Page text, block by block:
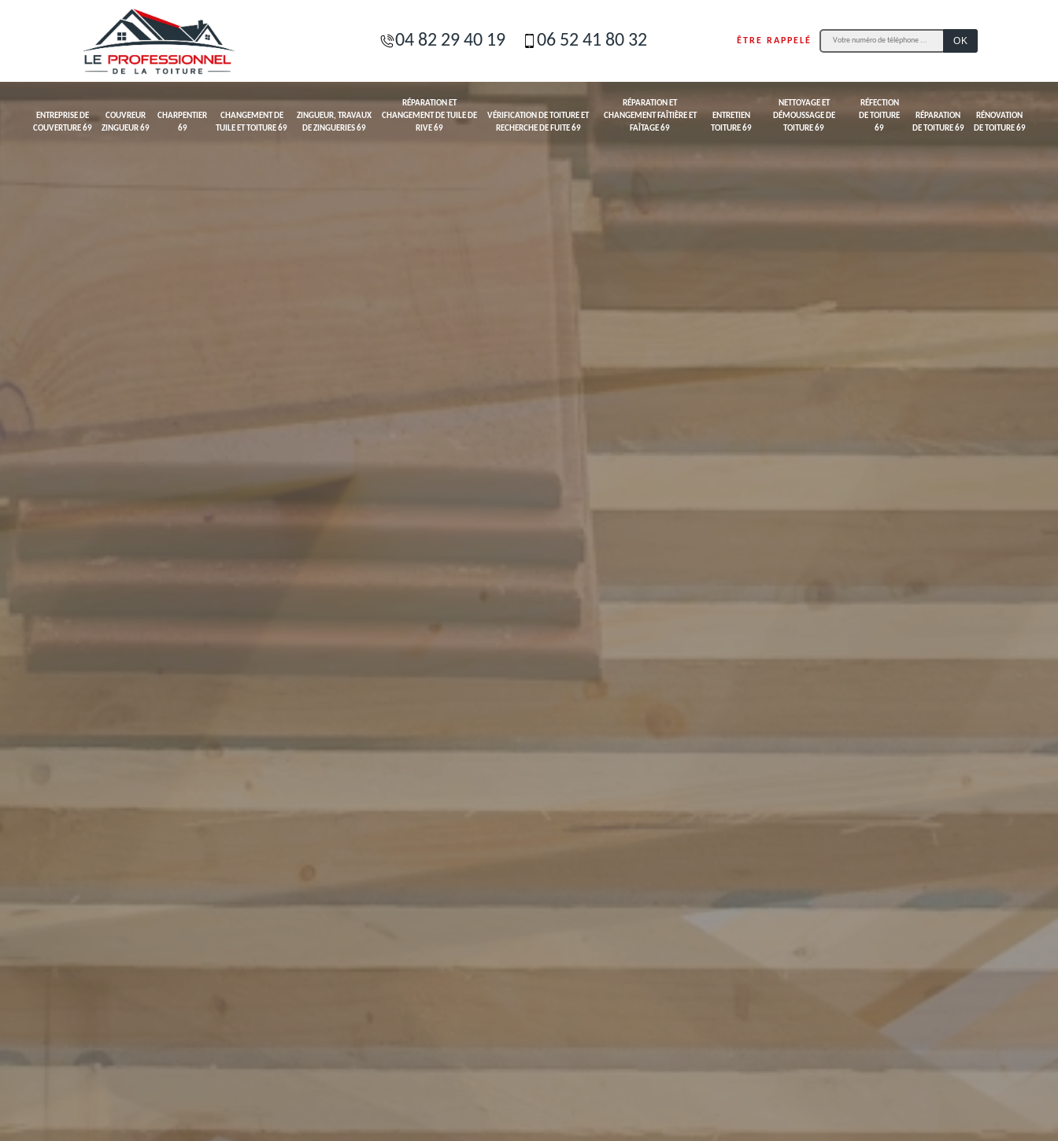
04 82 29 40 19 06 52 41 80 32 ÊTRE RAPPELÉ
ENTREPRISE DE
COUVERTURE 69
COUVREUR
ZINGUEUR 69
CHARPENTIER
69
CHANGEMENT DE
TUILE ET TOITURE 69
ZINGUEUR, TRAVAUX
DE ZINGUERIES 69
RÉPARATION ET
CHANGEMENT DE TUILE DE
RIVE 69
VÉRIFICATION DE TOITURE ET
RECHERCHE DE FUITE 69
RÉPARATION ET
CHANGEMENT FAÎTIÈRE ET
FAÎTAGE 69
ENTRETIEN
TOITURE 69
NETTOYAGE ET
DÉMOUSSAGE DE
TOITURE 69
RÉFECTION
DE TOITURE
69
RÉPARATION
DE TOITURE 69
RÉNOVATION
DE TOITURE 69